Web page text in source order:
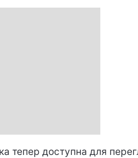
тепер доступна для